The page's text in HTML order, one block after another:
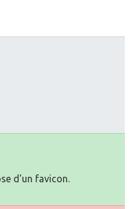
d'un favicon.